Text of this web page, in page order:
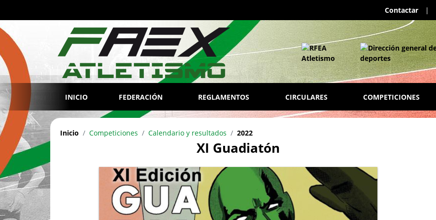
Contactar |
INICIO FEDERACIÓN REGLAMENTOS CIRCULARES COMPETICIONES
XI Guadiatón
Inicio Competiciones Calendario y resultados 2022